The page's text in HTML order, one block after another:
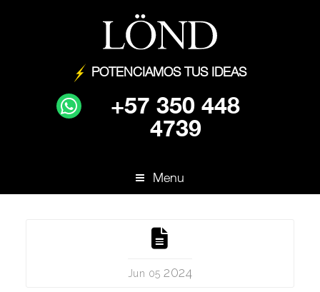
POTENCIAMOS TUS IDEAS
+57 350 448
4739
Menu
Jun 052024